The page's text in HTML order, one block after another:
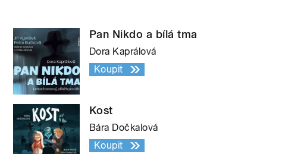
Pan Nikdo a bílá tma
Dora Kaprálová
Koupit
Kost
Bára Dočkalová
Koupit